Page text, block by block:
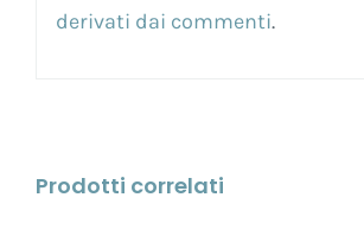
derivati dai commenti.
Prodotti correlati